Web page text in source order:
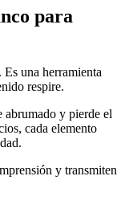
para
una herramienta
respire.
abrumado y pierde el
cada elemento
y transmiten